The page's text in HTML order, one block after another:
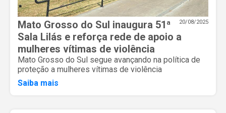
20/08/2025
Mato Grosso do Sul inaugura 51ª
Sala Lilás e reforça rede de apoio a
mulheres vítimas de violência
Mato Grosso do Sul segue avançando na política de
proteção a mulheres vítimas de violência
Saiba mais